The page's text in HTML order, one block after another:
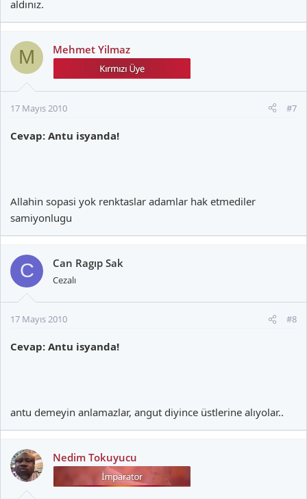
aldınız.
M Mehmet Yilmaz
17 Mayıs 2010 #7
Cevap: Antu isyanda!
Allahin sopasi yok renktaslar adamlar hak etmediler
samiyonlugu
C Can Ragıp Sak
Cezalı
17 Mayıs 2010 #8
Cevap: Antu isyanda!
antu demeyin anlamazlar, angut diyince üstlerine alıyolar..
Nedim Tokuyucu